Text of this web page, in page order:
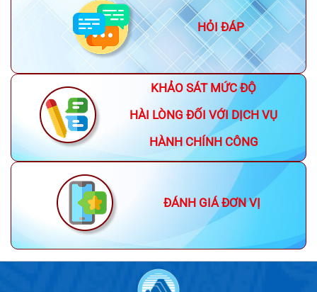
HỎI ĐÁP
KHẢO SÁT MỨC ĐỘ
HÀI LÒNG ĐỐI VỚI DỊCH VỤ
HÀNH CHÍNH CÔNG
ĐÁNH GIÁ ĐƠN VỊ